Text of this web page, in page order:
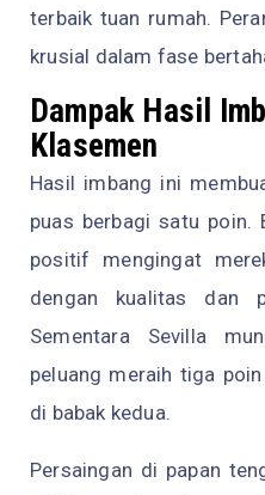
terbaik tuan rumah.
krusial dalam fase
Dampak Hasil
Klasemen
Hasil imbang ini
puas berbagi satu poin.
positif mengingat
dengan kualitas dan
Sementara Sevilla
peluang meraih tiga
di babak kedua.
Persaingan di papan